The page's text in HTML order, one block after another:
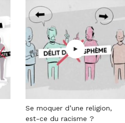
Se moquer d’une religion,
est-ce du racisme ?